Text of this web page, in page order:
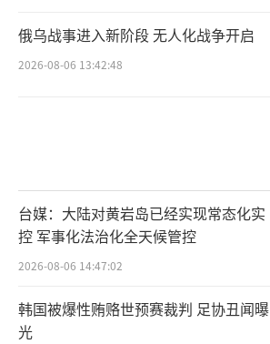
俄乌战事进入新阶段 无人化战争开启
2026-08-06 13:42:48
台媒：大陆对黄岩岛已经实现常态化实
控 军事化法治化全天候管控
2026-08-06 14:47:02
韩国被爆性贿赂世预赛裁判 足协丑闻曝
光